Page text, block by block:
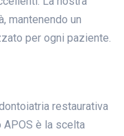
mantenendo un
per ogni paziente.
restaurativa
APOS è la scelta